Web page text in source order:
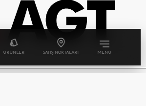
ÜRÜNLER SATIŞ NOKTALARI MENÜ